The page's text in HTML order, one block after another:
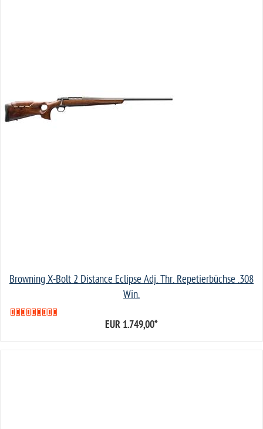
Browning X-Bolt 2 Distance Eclipse Adj. Thr. Repetierbüchse .308
Win.
EUR 1.749,00*